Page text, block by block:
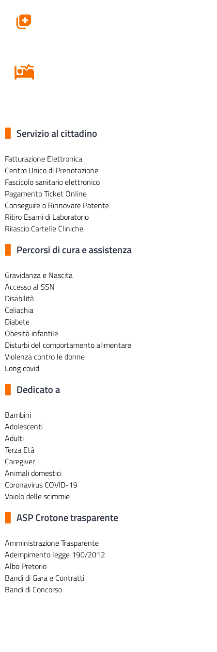
Servizio al cittadino
Fatturazione Elettronica
Centro Unico di Prenotazione
Fascicolo sanitario elettronico
Pagamento Ticket Online
Conseguire o Rinnovare Patente
Ritiro Esami di Laboratorio
Rilascio Cartelle Cliniche
Percorsi di cura e assistenza
Gravidanza e Nascita
Accesso al SSN
Disabilità
Celiachia
Diabete
Obesità infantile
Disturbi del comportamento alimentare
Violenza contro le donne
Long covid
Dedicato a
Bambini
Adolescenti
Adulti
Terza Età
Caregiver
Animali domestici
Coronavirus COVID-19
Vaiolo delle scimmie
ASP Crotone trasparente
Amministrazione Trasparente
Adempimento legge 190/2012
Albo Pretorio
Bandi di Gara e Contratti
Bandi di Concorso